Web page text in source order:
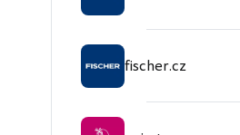
fischer.cz